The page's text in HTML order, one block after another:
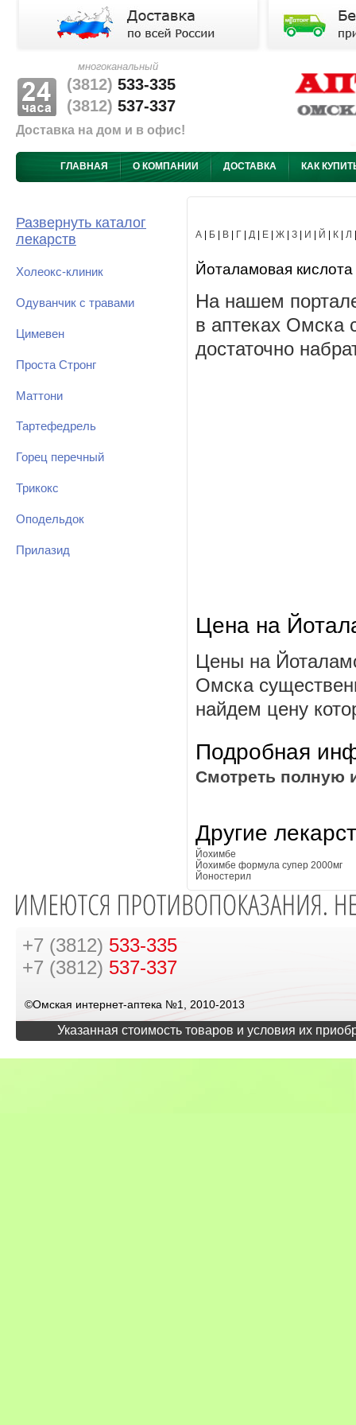
многоканальный
(3812) 533-335
(3812) 537-337
Доставка на дом и в офис!
ГЛАВНАЯ О КОМПАНИИ ДОСТАВКА КАК
Развернуть каталог
лекарств
Холеокс-клиник
Одуванчик с травами
Цимевен
Проста Стронг
Маттони
Тартефедрель
Горец перечный
Трикокс
Оподельдок
Прилазид
А Б В Г Д Е Ж З И Й К Л
Йоталамовая кислота
На нашем
в аптеках Омска
достаточно
Цена на
Цены на
Омска
найдем цену
Подробная
Смотреть полную
Другие
Йохимбе
Йохимбе формула супер 2000мг
Йоностерил
+7 (3812) 533-335
+7 (3812) 537-337
©Омская интернет-аптека №1, 2010-2013
Указанная стоимость товаров и условия их